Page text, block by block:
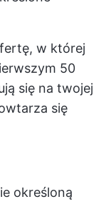
w której
50
się na twojej
się
określoną